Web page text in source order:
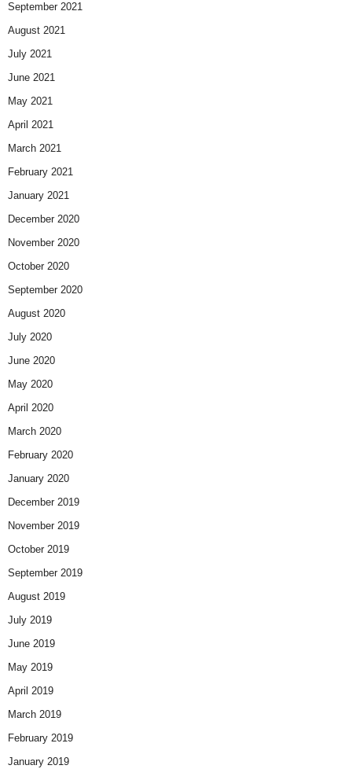
September 2021
August 2021
July 2021
June 2021
May 2021
April 2021
March 2021
February 2021
January 2021
December 2020
November 2020
October 2020
September 2020
August 2020
July 2020
June 2020
May 2020
April 2020
March 2020
February 2020
January 2020
December 2019
November 2019
October 2019
September 2019
August 2019
July 2019
June 2019
May 2019
April 2019
March 2019
February 2019
January 2019